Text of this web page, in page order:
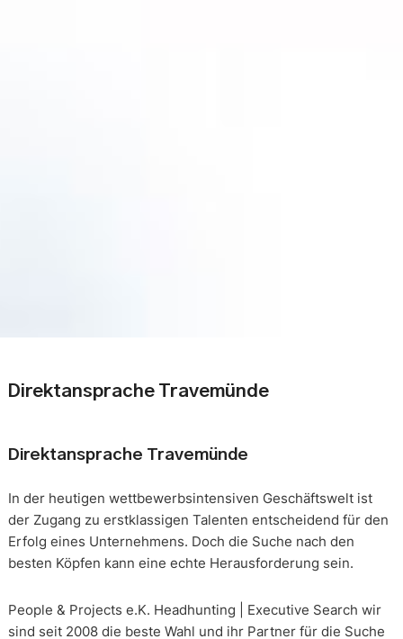
Direktansprache Travemünde
Direktansprache Travemünde
In der heutigen wettbewerbsintensiven Geschäftswelt ist
der Zugang zu erstklassigen Talenten entscheidend für den
Erfolg eines Unternehmens. Doch die Suche nach den
besten Köpfen kann eine echte Herausforderung sein.
People & Projects e.K. Headhunting | Executive Search wir
sind seit 2008 die beste Wahl und ihr Partner für die Suche